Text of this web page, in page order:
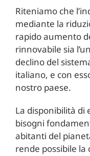
Riteniamo che
mediante la
rapido aumento
rinnovabile sia
declino del
italiano, e con
nostro paese.
La disponibilità di
bisogni
abitanti del
rende possibile la